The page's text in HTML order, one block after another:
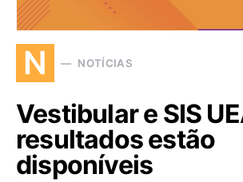
N NOTÍCIAS
Vestibular e SIS
resultados estão
disponíveis